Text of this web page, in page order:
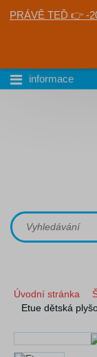
PRÁVĚ TEĎ 👉 -
informace
Úvodní stránka
Etue dětská